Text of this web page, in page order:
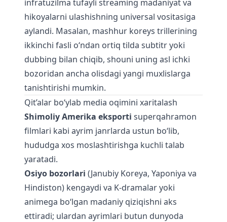
infratuzilma tufayli streaming madaniyat va
hikoyalarni ulashishning universal vositasiga
aylandi. Masalan, mashhur koreys trillerining
ikkinchi fasli o‘ndan ortiq tilda subtitr yoki
dubbing bilan chiqib, shouni uning asl ichki
bozoridan ancha olisdagi yangi muxlislarga
tanishtirishi mumkin.
Qit’alar bo‘ylab media oqimini xaritalash
Shimoliy Amerika eksporti superqahramon
filmlari kabi ayrim janrlarda ustun bo‘lib,
hududga xos moslashtirishga kuchli talab
yaratadi.
Osiyo bozorlari (Janubiy Koreya, Yaponiya va
Hindiston) kengaydi va K-dramalar yoki
animega bo‘lgan madaniy qiziqishni aks
ettiradi; ulardan ayrimlari butun dunyoda